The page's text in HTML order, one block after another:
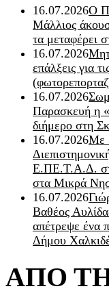
16.07.2026Ο
Μάλλιος
τα μεταφέρει
16.07.2026
επάλξεις για
16.07.2026
Παρασκευή η
διήμερο στη
16.07.2026Με
Ε.ΠΕ.Τ.Α.Δ.
στα Μικρά
16.07.2026
Βαθέος
απέτρεψε ένα
Δήμου
ΑΠΟ